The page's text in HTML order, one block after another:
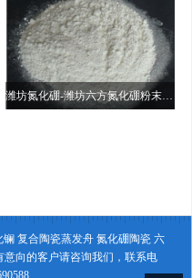
潍坊氮化硼-潍坊六方氮化硼粉末 行情
复合陶瓷蒸发舟 氮化硼陶瓷 六
向的客户请咨询我们，联系电